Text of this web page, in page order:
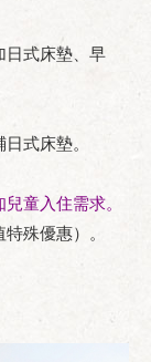
日式床墊、早
式床墊。
童入住需求。
殊優惠）。